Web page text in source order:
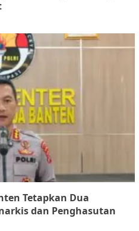
Tetapkan Dua
dan Penghasutan